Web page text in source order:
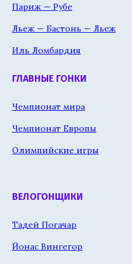
Париж — Рубе
Льеж — Бастонь — Льеж
Иль Ломбардия
ГЛАВНЫЕ ГОНКИ
Чемпионат мира
Чемпионат Европы
Олимпийские игры
ВЕЛОГОНЩИКИ
Тадей Погачар
Йонас Вингегор